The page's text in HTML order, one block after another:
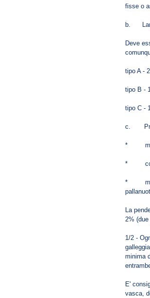
fisse o
b.
Deve
tipo A -
tipo B -
tipo C -
c.
*
*
*
La
2%
1/2 -
minima
E'
vasca,